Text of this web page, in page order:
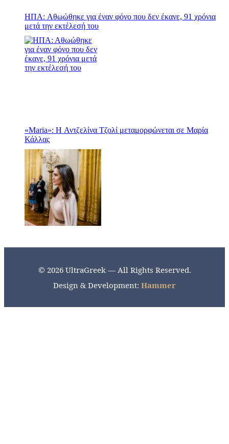
ΗΠΑ: Αθωώθηκε για έναν φόνο που δεν έκανε, 91 χρόνια
μετά την εκτέλεσή του
«Maria»: Η Αντζελίνα Τζολί μεταμορφώνεται σε Μαρία
Κάλλας
© 2026 UltraGreek — All Rights Reserved.
Design & Development: Hammer